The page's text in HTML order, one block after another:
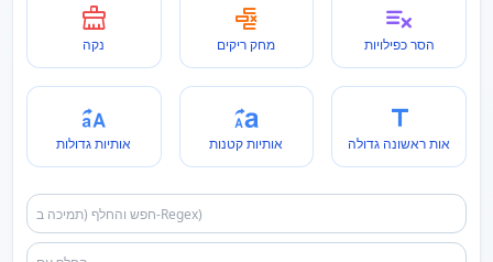
נקה מחק ריקים הסר כפילויות
אותיות גדולות אותיות קטנות אות ראשונה גדולה